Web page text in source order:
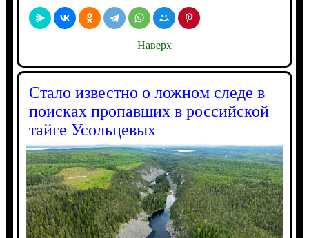
Наверх
Стало известно о ложном следе в
поисках пропавших в российской
тайге Усольцевых